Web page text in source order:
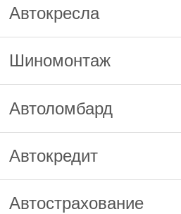
Автокресла
Шиномонтаж
Автоломбард
Автокредит
Автострахование